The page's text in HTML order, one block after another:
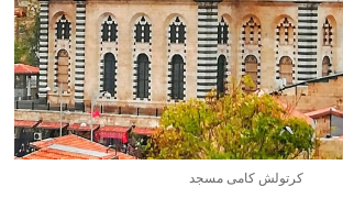
کرتولش کامی مسجد